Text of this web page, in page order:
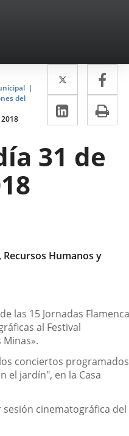
del
Twitter
Enlace
a
una
externa.
a
LinkedIn
Enlace
a
una
31 de
Humanos y
las 15 Jornadas
al Festival
conciertos programados
el jardín", en la Casa
cinematográfica del